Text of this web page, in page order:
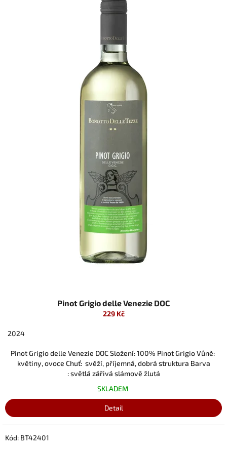
Pinot Grigio delle Venezie DOC
229 Kč
2024
Pinot Grigio delle Venezie DOC Složení: 100% Pinot Grigio Vůně:
květiny, ovoce Chuť: svěží, příjemná, dobrá struktura Barva
: světlá zářivá slámově žlutá
SKLADEM
Detail
Kód: BT42401